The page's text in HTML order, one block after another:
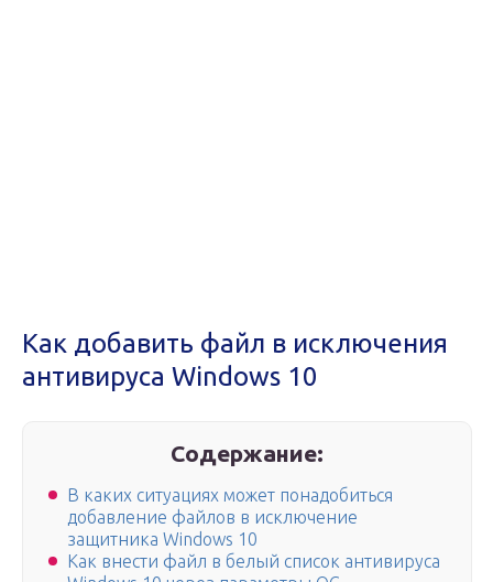
Как добавить файл в исключения
антивируса Windows 10
Содержание:
В каких ситуациях может понадобиться
добавление файлов в исключение
защитника Windows 10
Как внести файл в белый список антивируса